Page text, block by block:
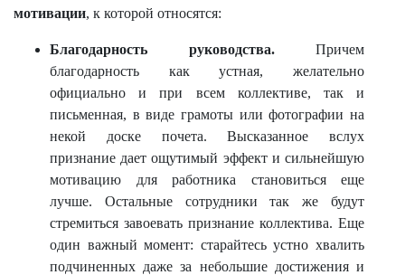
мотивации, к которой относятся:
Благодарность руководства.Причем
благодарность как устная, желательно
официально и при всем коллективе, так и
письменная, в виде грамоты или фотографии на
некой доске почета. Высказанное вслух
признание дает ощутимый эффект и сильнейшую
мотивацию для работника становиться еще
лучше. Остальные сотрудники так же будут
стремиться завоевать признание коллектива. Еще
один важный момент: старайтесь устно хвалить
подчиненных даже за небольшие достижения и